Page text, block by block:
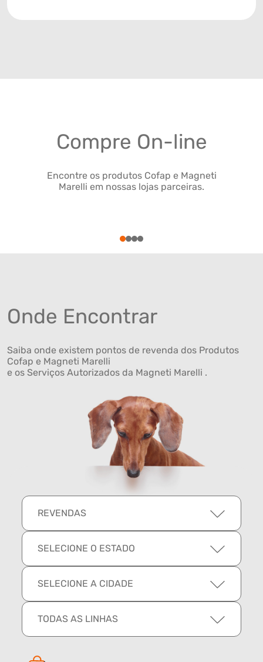
Compre On-line
Encontre os produtos Cofap e Magneti
Marelli em nossas lojas parceiras.
1234
Onde Encontrar
Saiba onde existem pontos de revenda dos Produtos
Cofap e Magneti Marelli
e os Serviços Autorizados da Magneti Marelli .
REVENDAS
SELECIONE O ESTADO
SELECIONE A CIDADE
TODAS AS LINHAS